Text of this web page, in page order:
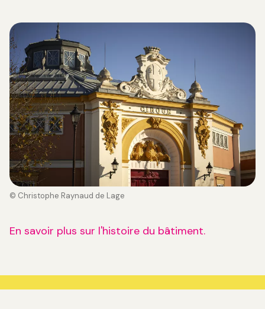
© Christophe Raynaud de Lage
En savoir plus sur l'histoire du bâtiment.